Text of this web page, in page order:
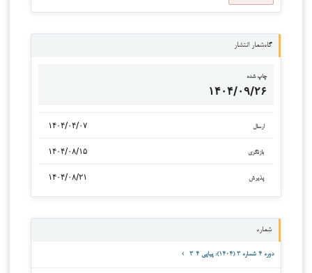
گاه‌شمار انتشار
چاپ شده
۱۴۰۴/۰۹/۲۶
ارسال ۱۴۰۴/۰۴/۰۷
بازنگری ۱۴۰۴/۰۸/۱۵
پذیرش ۱۴۰۴/۰۸/۲۱
شماره
دوره ۴ شماره ۳ (۱۴۰۴): پیاپی ۴-۳